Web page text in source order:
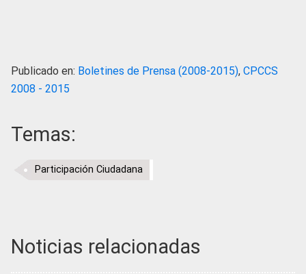
Publicado en: Boletines de Prensa (2008-2015), CPCCS
2008 - 2015
Temas:
Participación Ciudadana
Noticias relacionadas